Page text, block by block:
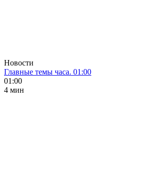
Новости
Главные темы часа. 01:00
01:00
4 мин